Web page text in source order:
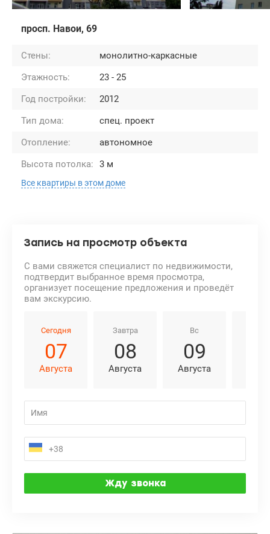
просп. Навои, 69
Стены:
монолитно-каркасные
Этажность:
23 - 25
Год постройки:
2012
Тип дома:
спец. проект
Отопление:
автономное
Высота потолка:
3 м
Все квартиры в этом доме
Запись на просмотр объекта
С вами свяжется специалист по недвижимости,
подтвердит выбранное время просмотра,
организует посещение предложения и проведёт
вам экскурсию.
Сегодня
07
Августа
Завтра
08
Августа
Вс
09
Августа